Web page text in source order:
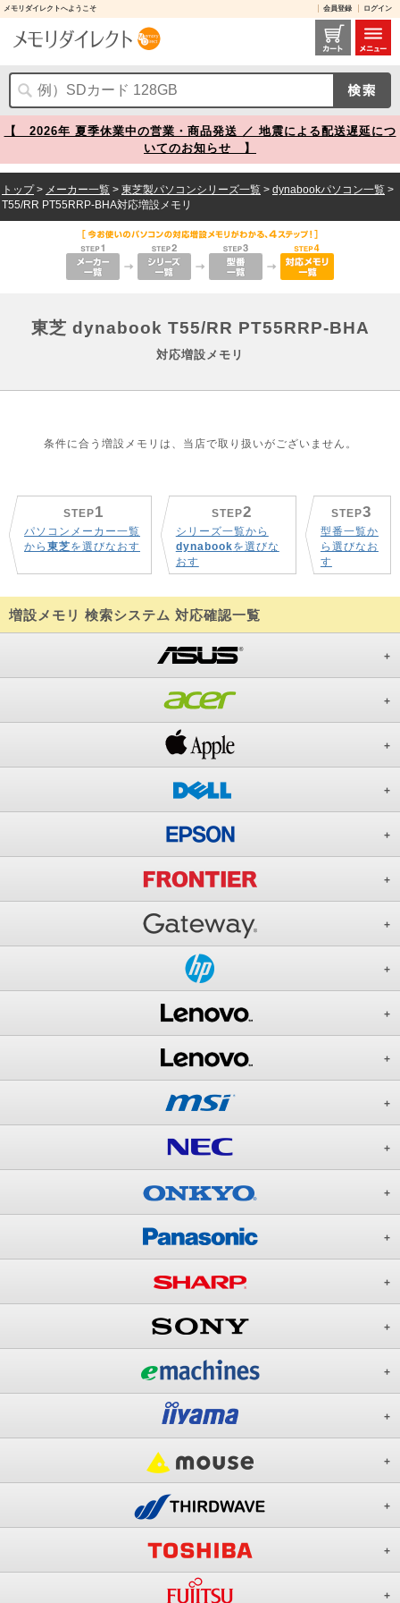
メモリダイレクトへようこそ 会員登録 ログイン
東芝 dynabook T55/RR PT55RRP-BHA 対応増設メモリ メモリダイレクト
【 2026年 夏季休業中の営業・商品発送 ／ 地震による配送遅延につ
いてのお知らせ 】
トップ> メーカー一覧 > 東芝製パソコンシリーズ一覧 > dynabookパソコン一覧 >
T55/RR PT55RRP-BHA対応増設メモリ
東芝 dynabook T55/RR PT55RRP-BHA
対応増設メモリ
条件に合う増設メモリは、当店で取り扱いがございません。
STEP1
パソコンメーカー一覧
から 東芝を選びなおす
STEP2
シリーズ一覧から
dynabookを選びな
おす
STEP3
型番一覧か
ら選びなお
す
増設メモリ 検索システム 対応確認一覧